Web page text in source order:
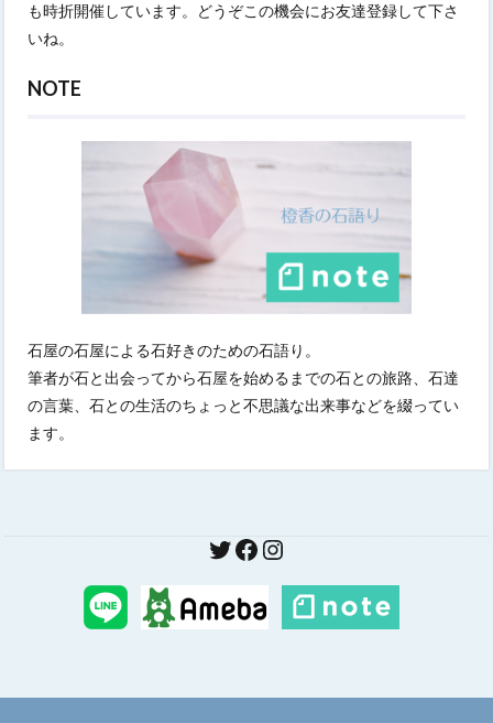
も時折開催しています。どうぞこの機会にお友達登録して下さ
いね。
NOTE
石屋の石屋による石好きのための石語り。
筆者が石と出会ってから石屋を始めるまでの石との旅路、石達
の言葉、石との生活のちょっと不思議な出来事などを綴ってい
ます。